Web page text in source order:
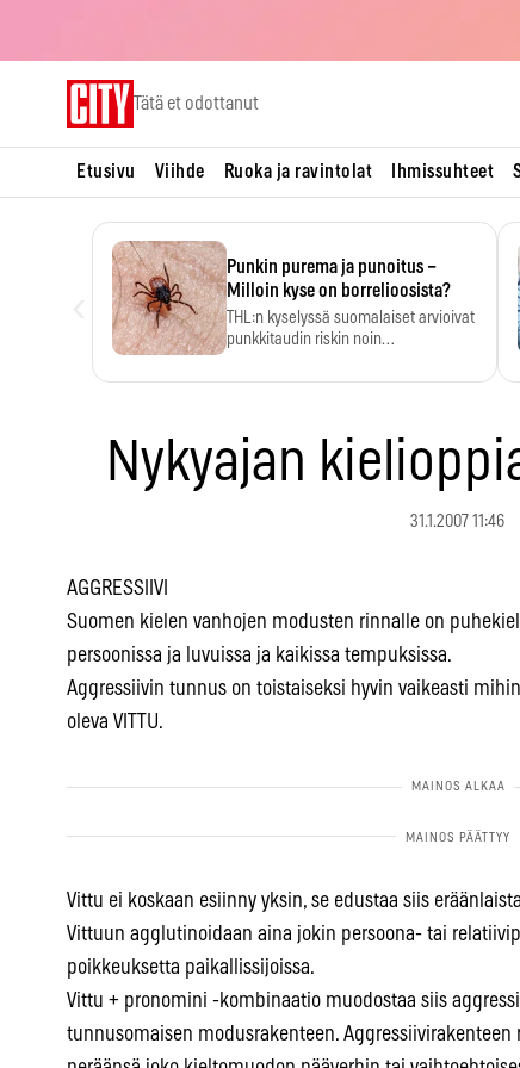
Tätä et odottanut
Etusivu Viihde Ruoka ja ravintolat Ihmissuhteet
Punkin purema ja punoitus –
Milloin kyse on borrelioosista?
THL:n kyselyssä suomalaiset arvioivat
punkkitaudin riskin noin
Nykyajan
31.1.2007 11:46
AGGRESSIIVI
Suomen kielen vanhojen modusten rinnalle on
persoonissa ja luvuissa ja kaikissa tempuksissa.
Aggressiivin tunnus on toistaiseksi hyvin vaikeasti
oleva VITTU.
Vittu ei koskaan esiinny yksin, se edustaa siis
Vittuun agglutinoidaan aina jokin persoona- tai
poikkeuksetta paikallissijoissa.
Vittu + pronomini -kombinaatio muodostaa siis
tunnusomaisen modusrakenteen. Aggressiivirakenteen